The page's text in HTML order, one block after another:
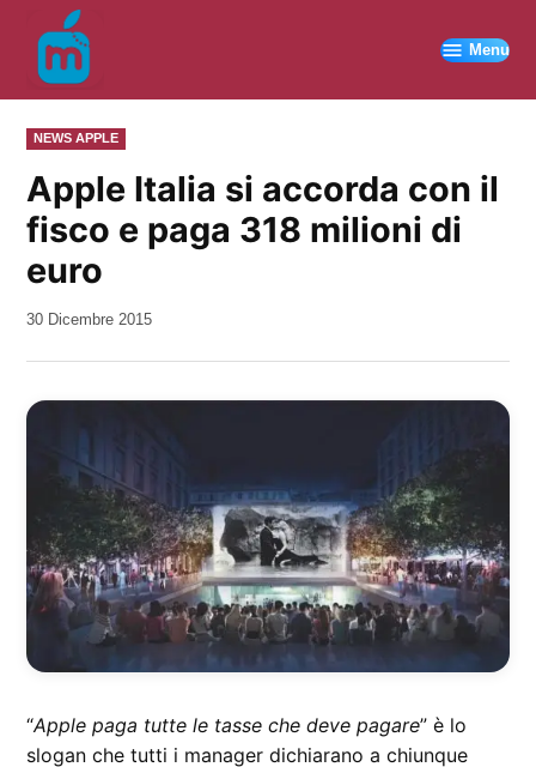
contenuto
Menu
PUBBLICATO
IN
NEWS APPLE
Apple Italia si accorda con il
fisco e paga 318 milioni di
euro
da
30 Dicembre 2015
“Apple paga tutte le tasse che deve pagare” è lo
slogan che tutti i manager dichiarano a chiunque